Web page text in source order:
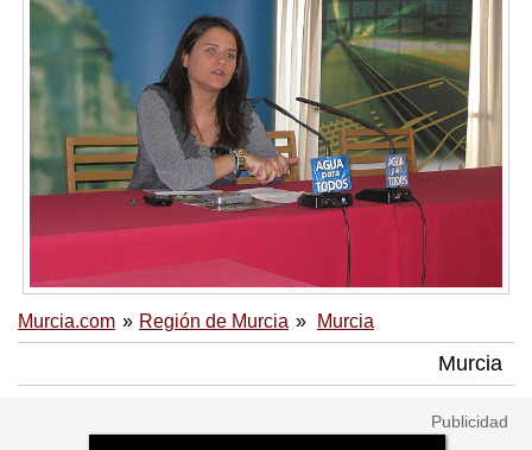
Murcia.com Región de Murcia Murcia
Murcia